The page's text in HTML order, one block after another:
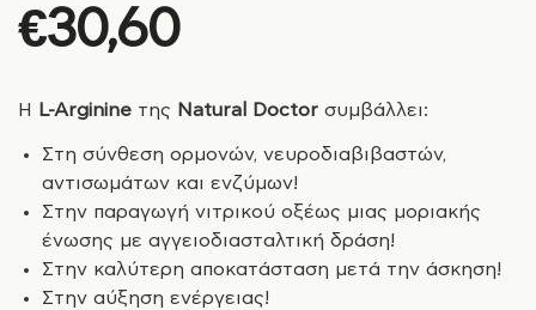
€30,60
Η L-Arginine της Natural Doctor συμβάλλει:
Στη σύνθεση ορμονών, νευροδιαβιβαστών,
αντισωμάτων και ενζύμων!
Στην παραγωγή νιτρικού οξέως μιας μοριακής
ένωσης με αγγειοδιασταλτική δράση!
Στην καλύτερη αποκατάσταση μετά την άσκηση!
Στην αύξηση ενέργειας!